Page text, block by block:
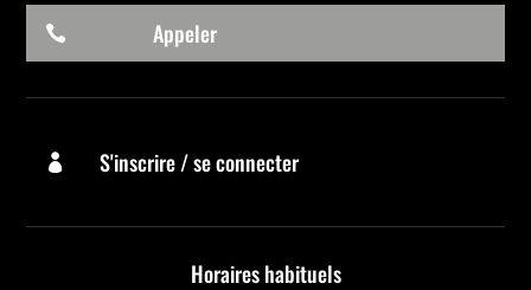
 Appeler
 S'inscrire / se connecter
Horaires habituels